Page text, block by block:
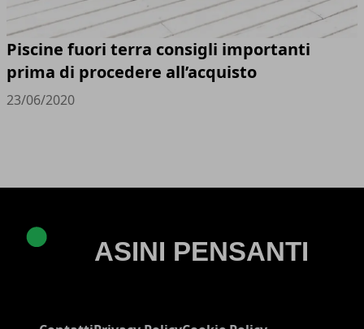
Piscine fuori terra consigli importanti
prima di procedere all’acquisto
23/06/2020